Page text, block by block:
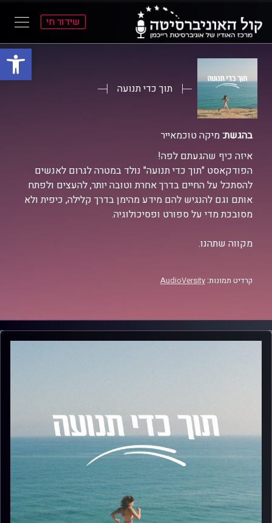
פתח
הראשי
הראשי
שידור חי
תוך כדי תנועה
בהגשת:מיקה טוכמאייר
איזה כיף שהגעתם לפה!
הפודקאסט "תוך כדי תנועה" נולד במטרה לגרום לאנשים
להסתכל על החיים בדרך אחרת וטובה יותר, להעצים ולפתח
אותם וגם להנגיש להם מידע מהימן בדרך קלילה, כיפית ולא
מסובכת מדי על ספורט ופסיכולוגיה.
מקווה שתהנו.
קרדיט תמונות: AudioVersity